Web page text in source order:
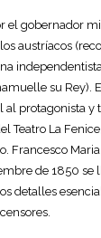
el gobernador
austríacos
su Rey).
al protagonista y
Teatro La
Francesco
de 1850 se
detalles